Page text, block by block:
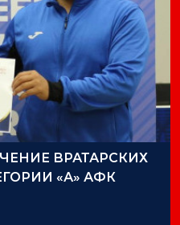
ВРАТАРСКИХ
«А» АФК